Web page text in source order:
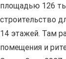
площадью 126
строительство
14 этажей. Там
помещения и